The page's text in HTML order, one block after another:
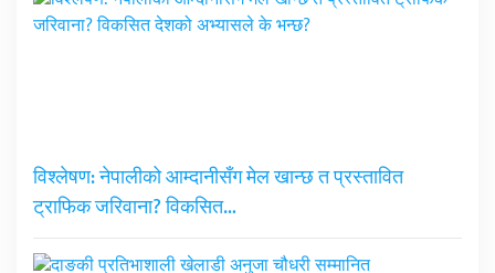
विश्लेषण: नेपालीको आम्दानीसँग मेल खान्छ त प्रस्तावित
ट्राफिक जरिवाना? विकसित…